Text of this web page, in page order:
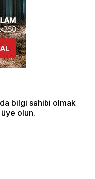
bilgi sahibi olmak
olun.